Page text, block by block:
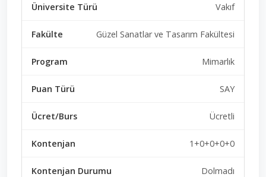
Vakıf
Güzel Sanatlar ve Tasarım Fakültesi
Mimarlık
SAY
Ücretli
1+0+0+0+0
Dolmadı